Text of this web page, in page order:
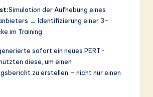
Simulation der Aufhebung eines
→ Identifizierung einer 3-
im Training
sofort ein neues PERT-
diese, um einen
zu erstellen – nicht nur einen